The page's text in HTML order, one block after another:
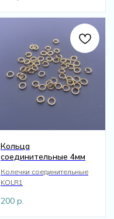
Кольца
соединительные 4мм
Колечки соединительные
KOLR1
200 р.